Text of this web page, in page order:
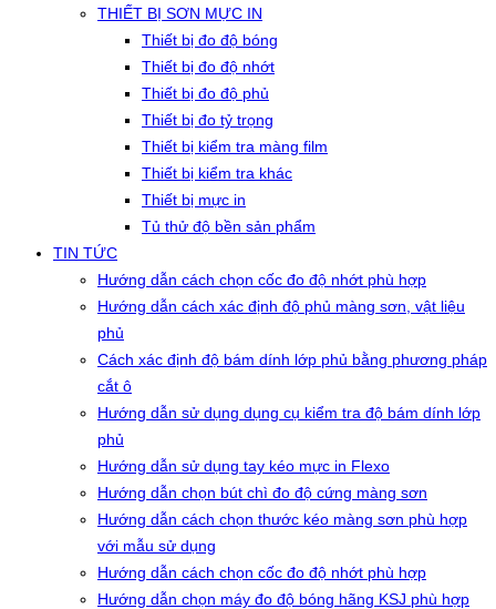
THIẾT BỊ SƠN MỰC IN
Thiết bị đo độ bóng
Thiết bị đo độ nhớt
Thiết bị đo độ phủ
Thiết bị đo tỷ trọng
Thiết bị kiểm tra màng film
Thiết bị kiểm tra khác
Thiết bị mực in
Tủ thử độ bền sản phẩm
TIN TỨC
Hướng dẫn cách chọn cốc đo độ nhớt phù hợp
Hướng dẫn cách xác định độ phủ màng sơn, vật liệu
phủ
Cách xác định độ bám dính lớp phủ bằng phương pháp
cắt ô
Hướng dẫn sử dụng dụng cụ kiểm tra độ bám dính lớp
phủ
Hướng dẫn sử dụng tay kéo mực in Flexo
Hướng dẫn chọn bút chì đo độ cứng màng sơn
Hướng dẫn cách chọn thước kéo màng sơn phù hợp
với mẫu sử dụng
Hướng dẫn cách chọn cốc đo độ nhớt phù hợp
Hướng dẫn chọn máy đo độ bóng hãng KSJ phù hợp